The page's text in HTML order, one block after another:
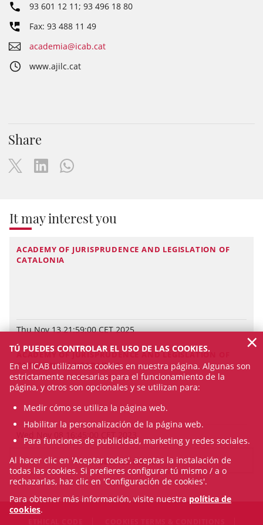
93 601 12 11; 93 496 18 80
Fax: 93 488 11 49
academia@icab.cat
www.ajilc.cat
Share
It may interest you
ACADEMY OF JURISPRUDENCE AND LEGISLATION OF
CATALONIA
Thu Nov 13 21:59:00 CET 2025
ACADEMY OF JURISPRUDENCE AND LEGISLATION OF
CATALONIA | HEADLINES
Wed Nov 08 16:45:00 CET 2023
SEE ALL NEWS
TÚ PUEDES CONTROLAR EL USO DE LAS COOKIES.
En el ICAB utilizamos cookies en nuestra página. Algunas son
estrictamente necesarias para el funcionamiento de la
página, y otros son opcionales y se utilizan para:
Medir cómo se utiliza la página web.
Habilitar la personalización de la página web.
Para funciones de publicidad, marketing y redes sociales.
Al hacer clic en 'Aceptar todas', aceptas la instalación de
todas las cookies. Si prefieres configurar tú mismo / a o
rechazarlas, haz clic en 'Configuración de cookies'.
Para obtener más información, visite nuestra política de
cookies.
×